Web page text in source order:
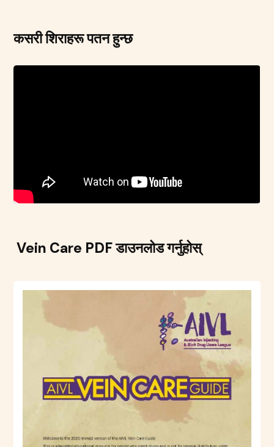
कसरी शिराहरू पतन हुन्छ
Vein Care PDF डाउनलोड गर्नुहोस्